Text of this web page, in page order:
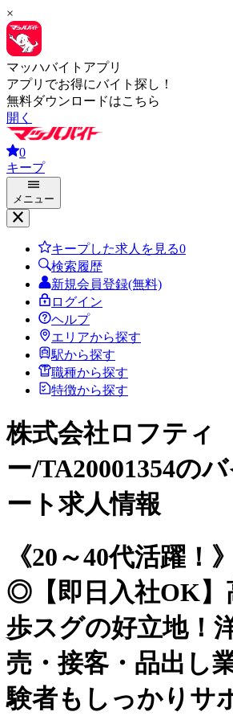
×
マッハバイトアプリ
アプリでお得にバイト探し！
無料ダウンロードはこちら
開く
0
キープ
メニュー
キープした求人を見る0
検索履歴
新規会員登録(無料)
ログイン
ヘルプ
エリアから探す
駅から探す
職種から探す
特徴から探す
株式会社ロフティ
ー/TA20001354の
ート求人情報
《20～40代活躍！
◎【即日入社OK】
歩スグの好立地！
売・接客・品出し
験者もしっかりサ